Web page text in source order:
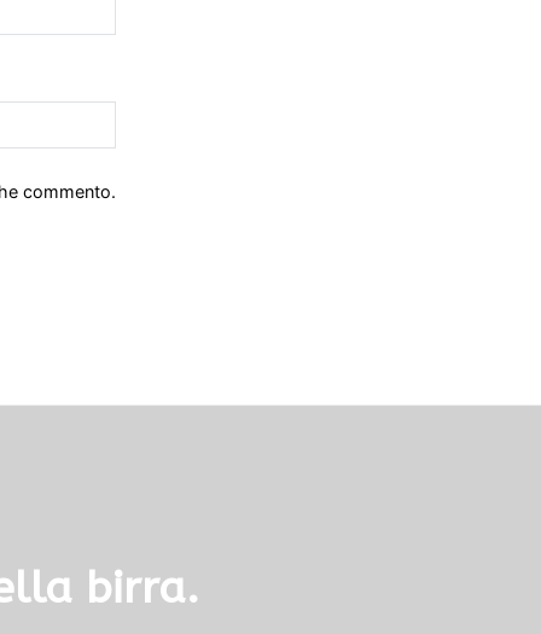
commento.
birra.